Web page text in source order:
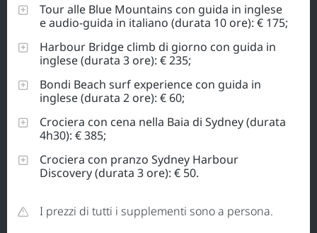
Tour alle Blue Mountains con guida in inglese
e audio-guida in italiano (durata 10 ore): € 175;
Harbour Bridge climb di giorno con guida in
inglese (durata 3 ore): € 235;
Bondi Beach surf experience con guida in
inglese (durata 2 ore): € 60;
Crociera con cena nella Baia di Sydney (durata
4h30): € 385;
Crociera con pranzo Sydney Harbour
Discovery (durata 3 ore): € 50.
I prezzi di tutti i supplementi sono a persona.